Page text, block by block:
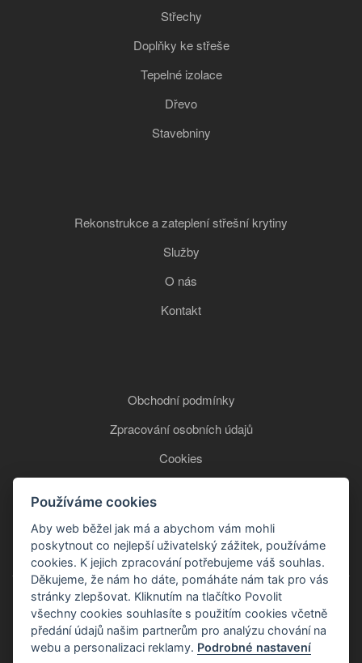
Střechy
Doplňky ke střeše
Tepelné izolace
Dřevo
Stavebniny
Rekonstrukce a zateplení střešní krytiny
Služby
O nás
Kontakt
Obchodní podmínky
Zpracování osobních údajů
Cookies
+420 777 850 465
Používáme cookies
Aby web běžel jak má a abychom vám mohli
poskytnout co nejlepší uživatelský zážitek, používáme
cookies. K jejich zpracování potřebujeme váš souhlas.
Děkujeme, že nám ho dáte, pomáháte nám tak pro vás
stránky zlepšovat. Kliknutím na tlačítko Povolit
všechny cookies souhlasíte s použitím cookies včetně
předání údajů našim partnerům pro analýzu chování na
webu a personalizaci reklamy. Podrobné nastavení